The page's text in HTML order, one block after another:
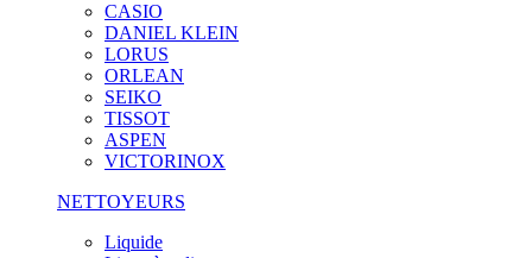
CASIO
DANIEL KLEIN
LORUS
ORLEAN
SEIKO
TISSOT
ASPEN
VICTORINOX
NETTOYEURS
Liquide